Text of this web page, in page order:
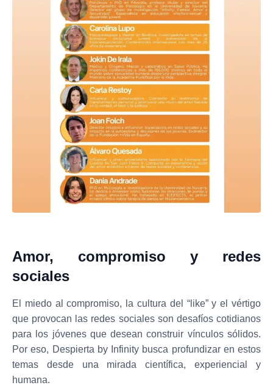
Amor, compromiso y redes
sociales
El miedo al compromiso, la cultura del “like” y el vértigo
que provocan las redes sociales son desafíos cotidianos
para los jóvenes que desean construir vínculos sólidos.
Por eso, Despierta by Infinity busca profundizar en estos
temas desde una mirada científica, experiencial y
humana.